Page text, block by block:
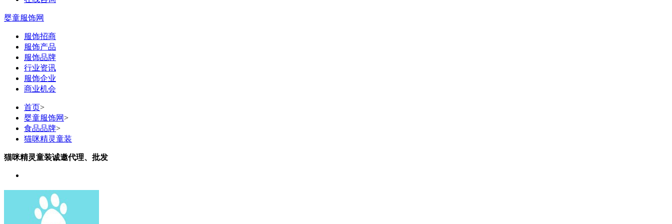
婴童服饰网
服饰招商
服饰产品
服饰品牌
行业资讯
服饰企业
商业机会
首页>
婴童服饰网>
食品品牌>
猫咪精灵童装
猫咪精灵童装诚邀代理、批发